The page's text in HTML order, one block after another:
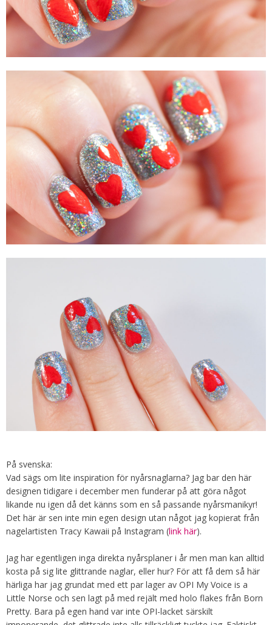
På svenska:
Vad sägs om lite inspiration för nyårsnaglarna? Jag bar den här
designen tidigare i december men funderar på att göra något
likande nu igen då det känns som en så passande nyårsmanikyr!
Det här är sen inte min egen design utan något jag kopierat från
nagelartisten Tracy Kawaii på Instagram (link här).
Jag har egentligen inga direkta nyårsplaner i år men man kan alltid
kosta på sig lite glittrande naglar, eller hur? För att få dem så här
härliga har jag grundat med ett par lager av OPI My Voice is a
Little Norse och sen lagt på med rejält med holo flakes från Born
Pretty. Bara på egen hand var inte OPI-lacket särskilt